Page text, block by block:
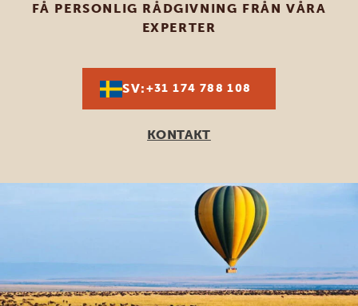
FÅ PERSONLIG RÅDGIVNING FRÅN VÅRA
EXPERTER
SV:+31 174 788 108
KONTAKT